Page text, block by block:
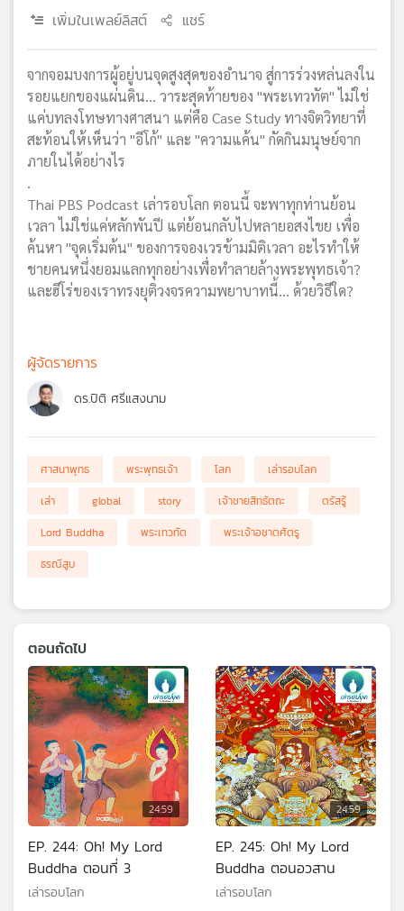
วิทยุ
เครือ
ข่าย
เพิ่มในเพลย์ลิสต์ แชร์
จากจอมบงการผู้อยู่บนจุดสูงสุดของอำนาจ สู่การร่วงหล่นลงใน
รอยแยกของแผ่นดิน... วาระสุดท้ายของ "พระเทวทัต" ไม่ใช่
แค่บทลงโทษทางศาสนา แต่คือ Case Study ทางจิตวิทยาที่
สะท้อนให้เห็นว่า "อีโก้" และ "ความแค้น" กัดกินมนุษย์จาก
ภายในได้อย่างไร
.
Thai PBS Podcast เล่ารอบโลก ตอนนี้ จะพาทุกท่านย้อน
เวลา ไม่ใช่แค่หลักพันปี แต่ย้อนกลับไปหลายอสงไขย เพื่อ
ค้นหา "จุดเริ่มต้น" ของการจองเวรข้ามมิติเวลา อะไรทำให้
ชายคนหนึ่งยอมแลกทุกอย่างเพื่อทำลายล้างพระพุทธเจ้า?
และฮีโร่ของเราทรงยุติวงจรความพยาบาทนี้... ด้วยวิธีใด?
ผู้จัดรายการ
ดร.ปิติ ศรีแสงนาม
ศาสนาพุทธ พระพุทธเจ้า โลก
เล่ารอบโลก
เล่า
global story เจ้าชายสิทธัตถะ
ตรัสรู้
Lord Buddha
พระเทวทัต
พระเจ้าอชาตศัตรู
ธรณีสูบ
ตอนถัดไป
24:59
EP. 244: Oh! My Lord
Buddha ตอนที่ 3
เล่ารอบโลก
24:59
EP. 245: Oh! My Lord
Buddha ตอนอวสาน
เล่ารอบโลก